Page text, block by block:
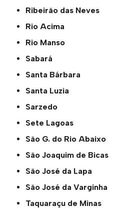
Ribeirão das Neves
Rio Acima
Rio Manso
Sabará
Santa Bárbara
Santa Luzia
Sarzedo
Sete Lagoas
São G. do Rio Abaixo
São Joaquim de Bicas
São José da Lapa
São José da Varginha
Taquaraçu de Minas